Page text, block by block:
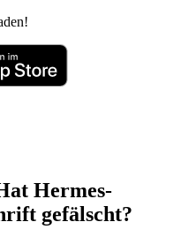
Hermes-
gefälscht?